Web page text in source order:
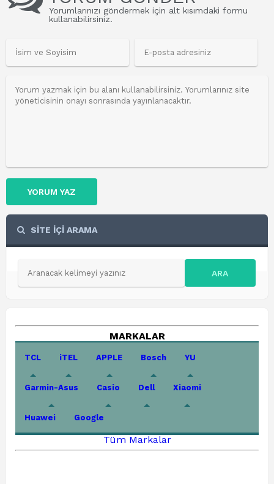
Yorumlarınızı göndermek için alt kısımdaki formu
kullanabilirsiniz.
YORUM YAZ
SİTE İÇİ ARAMA
ARA
MARKALAR
TCL iTEL APPLE Bosch YU
Garmin-Asus Casio Dell Xiaomi
Huawei Google
Tüm Markalar